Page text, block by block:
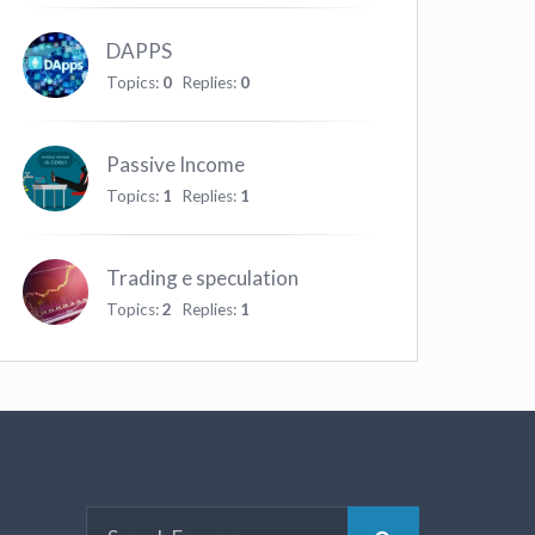
DAPPS
Topics: 0 Replies: 0
Passive Income
Topics: 1 Replies: 1
Trading e speculation
Topics:2 Replies: 1